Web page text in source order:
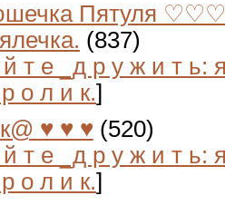
Пятуля
(837)
т е _д р у ж и т ь:
о л и к.]
♥ ♥ ♥ (520)
т е _д р у ж и т ь:
о л и к.]